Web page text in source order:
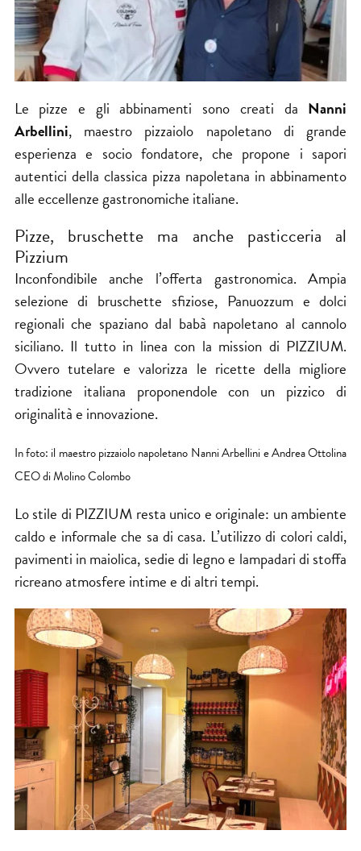
Le pizze e gli abbinamenti sono creati da Nanni
Arbellini, maestro pizzaiolo napoletano di grande
esperienza e socio fondatore, che propone i sapori
autentici della classica pizza napoletana in abbinamento
alle eccellenze gastronomiche italiane.
Pizze, bruschette ma anche pasticceria al
Pizzium
Inconfondibile anche l’offerta gastronomica. Ampia
selezione di bruschette sfiziose, Panuozzum e dolci
regionali che spaziano dal babà napoletano al cannolo
siciliano. Il tutto in linea con la mission di PIZZIUM.
Ovvero tutelare e valorizza le ricette della migliore
tradizione italiana proponendole con un pizzico di
originalità e innovazione.
In foto: il maestro pizzaiolo napoletano Nanni Arbellini e Andrea Ottolina
CEO di Molino Colombo
Lo stile di PIZZIUM resta unico e originale: un ambiente
caldo e informale che sa di casa. L’utilizzo di colori caldi,
pavimenti in maiolica, sedie di legno e lampadari di stoffa
ricreano atmosfere intime e di altri tempi.